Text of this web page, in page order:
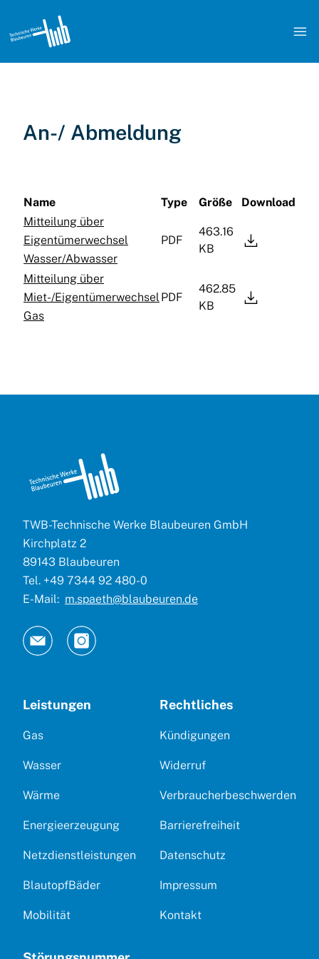

An-/ Abmeldung
Name Type Größe
Download
Mitteilung über
Eigentümerwechsel
Wasser/Abwasser
PDF
463.16
KB

Mitteilung über
Miet-/Eigentümerwechsel
Gas
PDF
462.85
KB

TWB-Technische Werke Blaubeuren GmbH
Kirchplatz 2
89143 Blaubeuren
Tel. +49 7344 92 480-0
E-Mail: m.spaeth@blaubeuren.de
Leistungen
Gas
Wasser
Wärme
Energieerzeugung
Netzdienstleistungen
BlautopfBäder
Mobilität
Rechtliches
Kündigungen
Widerruf
Verbraucherbeschwerden
Barrierefreiheit
Datenschutz
Impressum
Kontakt